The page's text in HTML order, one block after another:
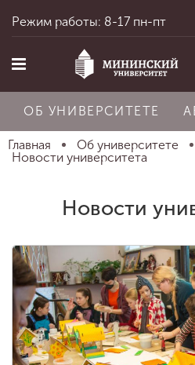
Об университете
Абитуриенту
Обучение
Режим работы: 8-17 пн-пт
ОБ УНИВЕРСИТЕТЕ
Главная
Об университете
Новости университета
Новости